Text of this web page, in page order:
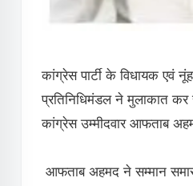
कांग्रेस पार्टी के विधायक एवं
प्रतिनिधिमंडल ने मुलाकात कर
कांग्रेस उम्मीदवार आफताब
आफताब अहमद ने सम्मान